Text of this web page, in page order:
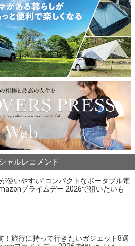
ャルレコメンド
使いやすい”コンパクトなポータブル電
プライムデー 2026で狙いたいも
！旅行に持って行きたいガジェット8選